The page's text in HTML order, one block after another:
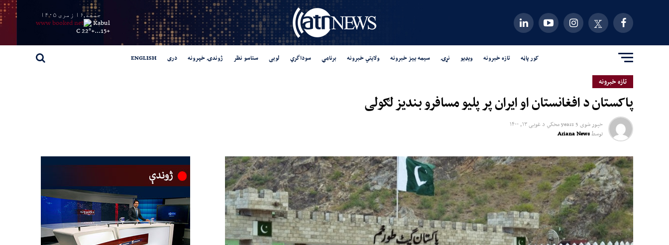
جمعه,۱۶ زمری ۱۴۰۵
Kabul
+
15...
+
22° C
کور پاڼه تازه خبرونه ویډیو نړۍ سیمه ییز خبرونه ولایتي خبرونه برنامې سوداگري لوبی ستاسو نظر ژوندۍ خپرونه دری ENGLISH
تازه خبرونه
پاکستان د افغانستان او ایران پر پلیو مسافرو بندیز لګولی
خپور شوی 5 years مخکي د غویی ۱۳, ۱۴۰۰
توسطAriana News